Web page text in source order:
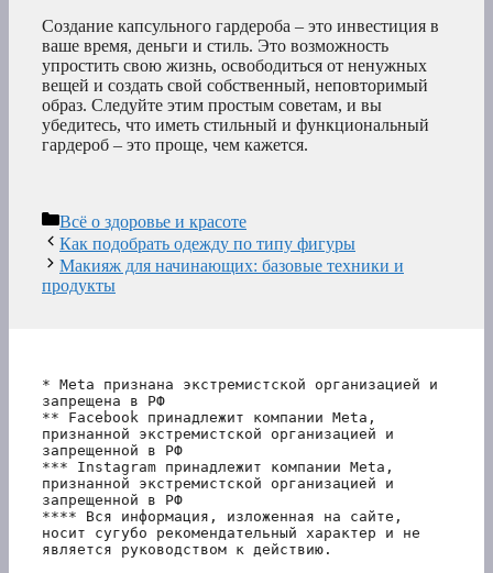
Создание капсульного гардероба – это инвестиция в
ваше время, деньги и стиль. Это возможность
упростить свою жизнь, освободиться от ненужных
вещей и создать свой собственный, неповторимый
образ. Следуйте этим простым советам, и вы
убедитесь, что иметь стильный и функциональный
гардероб – это проще, чем кажется.
Рубрики
Всё о здоровье и красоте
Как подобрать одежду по типу фигуры
Макияж для начинающих: базовые техники и
продукты
* Meta признана экстремистской организацией и
запрещена в РФ
** Facebook принадлежит компании Meta,
признанной экстремистской организацией и
запрещенной в РФ
*** Instagram принадлежит компании Meta,
признанной экстремистской организацией и
запрещенной в РФ
**** Вся информация, изложенная на сайте,
носит сугубо рекомендательный характер и не
является руководством к действию.